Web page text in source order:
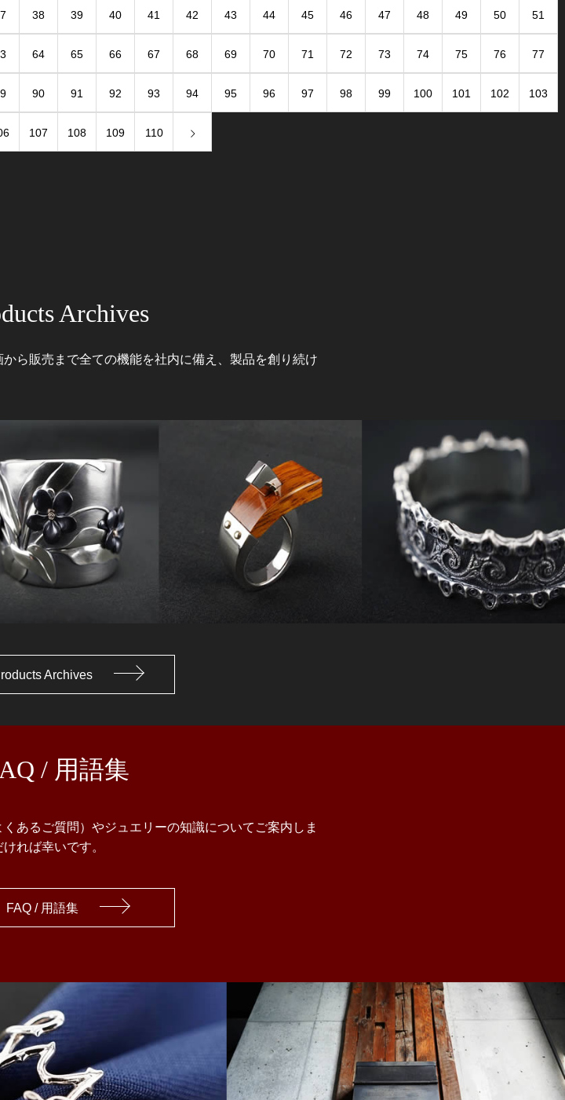
38 39 40 41 42 43 44 45 46 47 48 49 50 51
64 65 66 67 68 69 70 71 72 73 74 75 76 77
90 91 92 93 94 95 96 97 98 99 100 101 102 103
107 108 109 110
Archives
ら販売まで全ての機能を社内に備え、製品を創り続け
Archives
/ 用語集
あるご質問）やジュエリーの知識についてご案内しま
れば幸いです。
FAQ / 用語集